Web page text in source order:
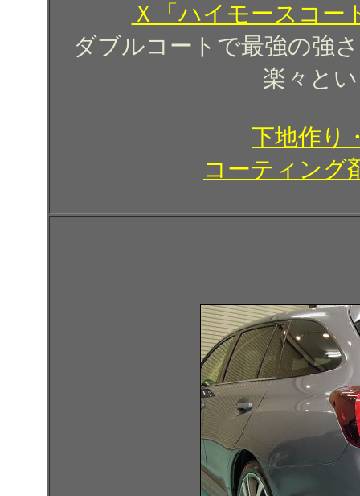
Ｘ「ハイモースコー
ダブルコートで最強の強
楽々と
下地作り
コーティング